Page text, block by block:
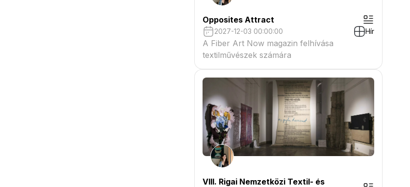
Opposites Attract
2027-12-03 00:00:00 Hír
A Fiber Art Now magazin felhívása
textilművészek számára
VIII. Rigai Nemzetközi Textil- és